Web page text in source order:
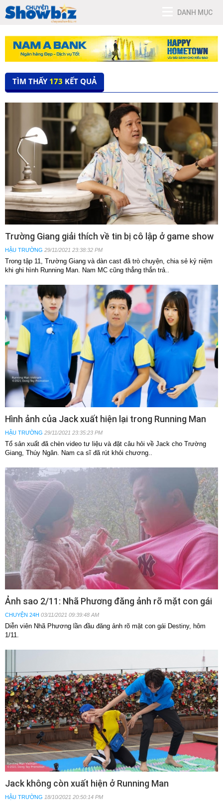
DANH MỤC
TÌM THẤY 173 KẾT QUẢ
Trường Giang giải thích về tin bị cô lập ở game show
HẬU TRƯỜNG 29/11/2021 23:38:32 PM
Trong tập 11, Trường Giang và dàn cast đã trò chuyện, chia sẻ kỷ niệm
khi ghi hình Running Man. Nam MC cũng thẳng thắn trả..
Hình ảnh của Jack xuất hiện lại trong Running Man
HẬU TRƯỜNG 29/11/2021 23:35:23 PM
Tổ sản xuất đã chèn video tư liệu và đặt câu hỏi về Jack cho Trường
Giang, Thúy Ngân. Nam ca sĩ đã rút khỏi chương..
Ảnh sao 2/11: Nhã Phương đăng ảnh rõ mặt con gái
CHUYỆN 24H 03/11/2021 09:39:48 AM
Diễn viên Nhã Phương lần đầu đăng ảnh rõ mặt con gái Destiny, hôm
1/11.
Jack không còn xuất hiện ở Running Man
HẬU TRƯỜNG 18/10/2021 20:50:14 PM